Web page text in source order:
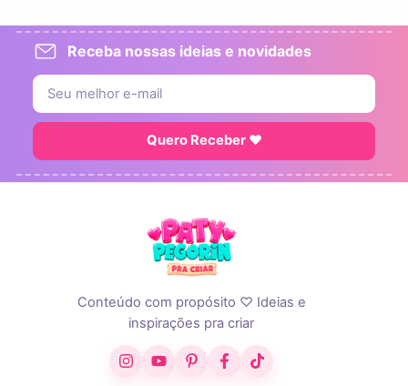
Receba nossas ideias e novidades
Quero Receber ♥
Conteúdo com propósito ♡ Ideias e
inspirações pra criar
InstagramYouTubePinterestFacebook
TikTok